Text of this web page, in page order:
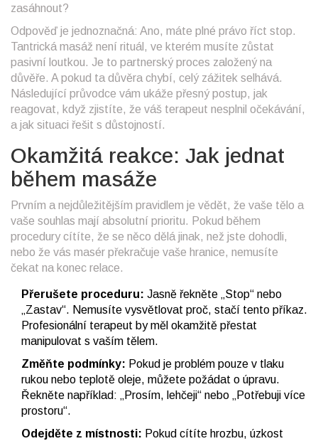
zasáhnout?
Odpověď je jednoznačná: Ano, máte plné právo říct stop.
Tantrická masáž není rituál, ve kterém musíte zůstat
pasivní loutkou. Je to partnerský proces založený na
důvěře. A pokud ta důvěra chybí, celý zážitek selhává.
Následující průvodce vám ukáže přesný postup, jak
reagovat, když zjistíte, že váš terapeut nesplnil očekávání,
a jak situaci řešit s důstojností.
Okamžitá reakce: Jak jednat
během masáže
Prvním a nejdůležitějším pravidlem je vědět, že vaše tělo a
vaše souhlas mají absolutní prioritu. Pokud během
procedury cítíte, že se něco dělá jinak, než jste dohodli,
nebo že vás masér překračuje vaše hranice, nemusíte
čekat na konec relace.
Přerušete proceduru: Jasně řekněte „Stop“ nebo
„Zastav“. Nemusíte vysvětlovat proč, stačí tento příkaz.
Profesionální terapeut by měl okamžitě přestat
manipulovat s vaším tělem.
Změňte podmínky: Pokud je problém pouze v tlaku
rukou nebo teplotě oleje, můžete požádat o úpravu.
Řekněte například: „Prosím, lehčeji“ nebo „Potřebuji více
prostoru“.
Odejděte z místnosti: Pokud cítíte hrozbu, úzkost